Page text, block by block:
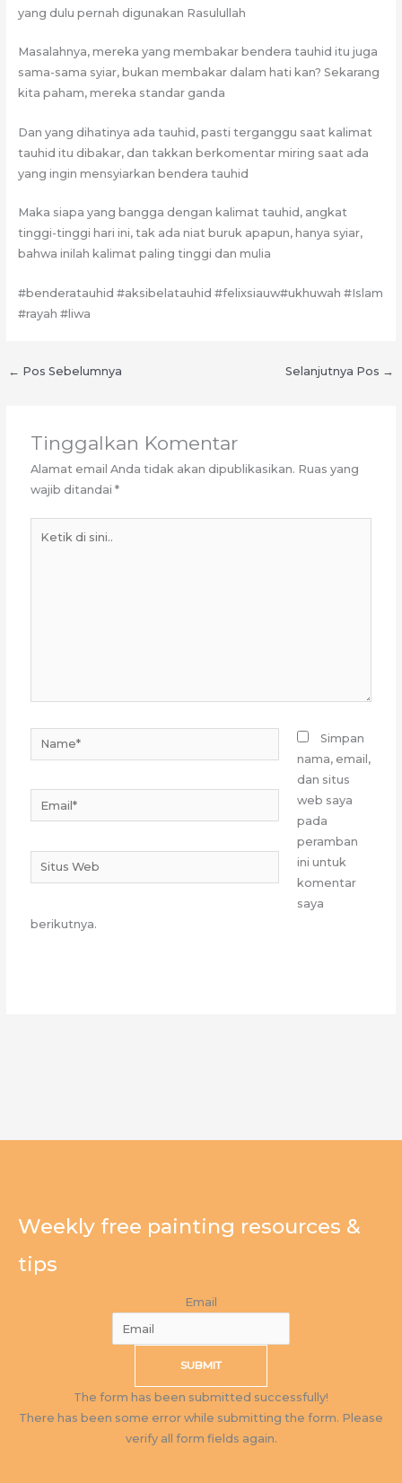
yang dulu pernah digunakan Rasulullah
Masalahnya, mereka yang membakar bendera tauhid itu juga
sama-sama syiar, bukan membakar dalam hati kan? Sekarang
kita paham, mereka standar ganda
Dan yang dihatinya ada tauhid, pasti terganggu saat kalimat
tauhid itu dibakar, dan takkan berkomentar miring saat ada
yang ingin mensyiarkan bendera tauhid
Maka siapa yang bangga dengan kalimat tauhid, angkat
tinggi-tinggi hari ini, tak ada niat buruk apapun, hanya syiar,
bahwa inilah kalimat paling tinggi dan mulia
#benderatauhid #aksibelatauhid #felixsiauw#ukhuwah #Islam
#rayah #liwa
← Pos Sebelumnya Selanjutnya Pos →
Tinggalkan Komentar
Alamat email Anda tidak akan dipublikasikan. Ruas yang
wajib ditandai*
Name*
Email*
Situs
Web
Simpan
nama, email,
dan situs
web saya
pada
peramban
ini untuk
komentar
saya
berikutnya.
Weekly free painting resources &
tips
Email
SUBMIT
The form has been submitted successfully!
There has been some error while submitting the form. Please
verify all form fields again.